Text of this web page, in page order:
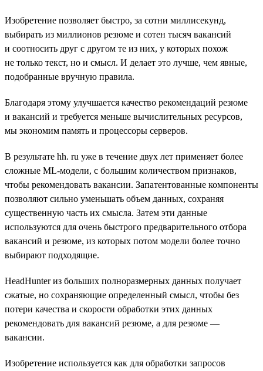
Изобретение позволяет быстро, за сотни миллисекунд,
выбирать из миллионов резюме и сотен тысяч вакансий
и соотносить друг с другом те из них, у которых похож
не только текст, но и смысл. И делает это лучше, чем явные,
подобранные вручную правила.
Благодаря этому улучшается качество рекомендаций резюме
и вакансий и требуется меньше вычислительных ресурсов,
мы экономим память и процессоры серверов.
В результате hh. ru уже в течение двух лет применяет более
сложные ML-модели, с большим количеством признаков,
чтобы рекомендовать вакансии. Запатентованные компоненты
позволяют сильно уменьшать объем данных, сохраняя
существенную часть их смысла. Затем эти данные
используются для очень быстрого предварительного отбора
вакансий и резюме, из которых потом модели более точно
выбирают подходящие.
HeadHunter из больших полноразмерных данных получает
сжатые, но сохраняющие определенный смысл, чтобы без
потери качества и скорости обработки этих данных
рекомендовать для вакансий резюме, а для резюме —
вакансии.
Изобретение используется как для обработки запросов